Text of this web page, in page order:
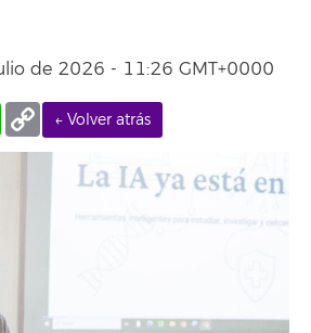
de 2026 - 11:26 GMT+0000
← Volver atrás
WhatsApp
Copy
Link